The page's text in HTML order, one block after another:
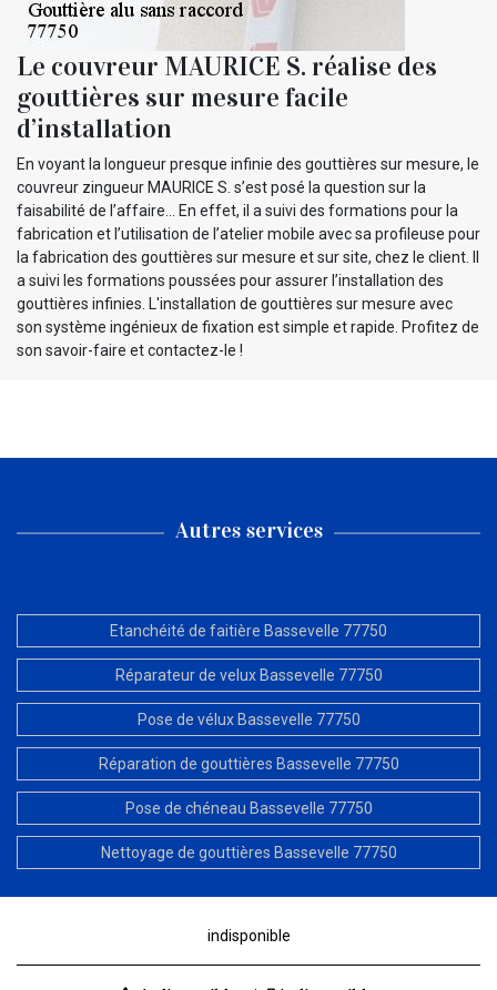
Le couvreur MAURICE S. réalise des
gouttières sur mesure facile
d’installation
En voyant la longueur presque infinie des gouttières sur mesure, le
couvreur zingueur MAURICE S. s’est posé la question sur la
faisabilité de l’affaire… En effet, il a suivi des formations pour la
fabrication et l’utilisation de l’atelier mobile avec sa profileuse pour
la fabrication des gouttières sur mesure et sur site, chez le client. Il
a suivi les formations poussées pour assurer l’installation des
gouttières infinies. L'installation de gouttières sur mesure avec
son système ingénieux de fixation est simple et rapide. Profitez de
son savoir-faire et contactez-le !
Autres services
Etanchéité de faitière Bassevelle 77750
Réparateur de velux Bassevelle 77750
Pose de vélux Bassevelle 77750
Réparation de gouttières Bassevelle 77750
Pose de chéneau Bassevelle 77750
Nettoyage de gouttières Bassevelle 77750
indisponible